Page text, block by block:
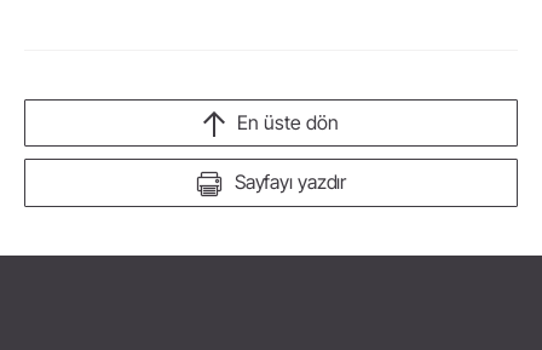
Sayfayı yazdır
En üste dön